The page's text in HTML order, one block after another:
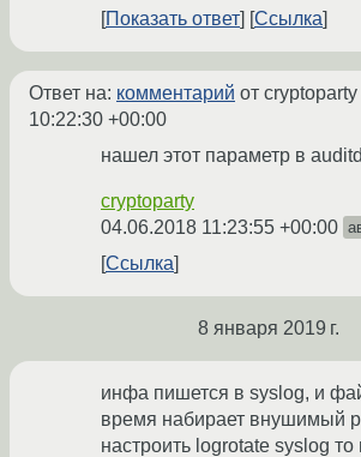
Показать ответ Ссылка
Ответ на: комментарий от cryptoparty
10:22:30 +00:00
нашел этот параметр в
cryptoparty
04.06.2018 11:23:55 +00:00
Ссылка
8 января 2019 г.
инфа пишется в syslog, и
время набирает внушимый
настроить logrotate syslog то